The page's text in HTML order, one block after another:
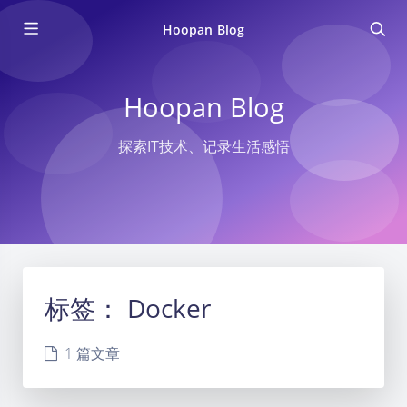
Hoopan Blog
Hoopan Blog
探索IT技术、记录生活感悟
标签： Docker
1 篇文章